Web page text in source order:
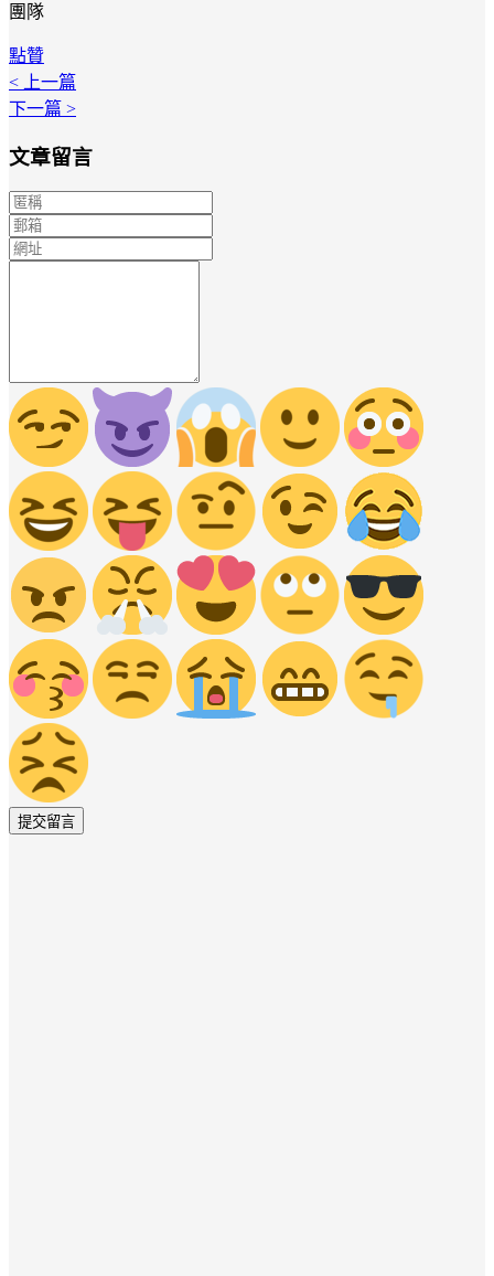
團隊
點贊
< 上一篇
下一篇 >
文章留言